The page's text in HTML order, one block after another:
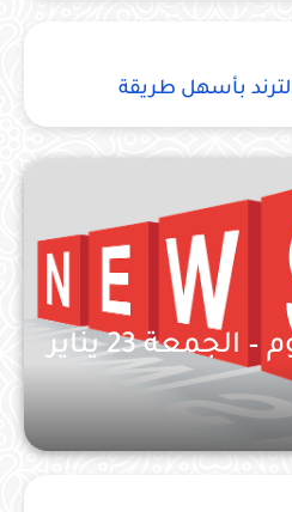
بأسهل طريقة
أخبار العالم اليوم – الجمعة 23 يناير